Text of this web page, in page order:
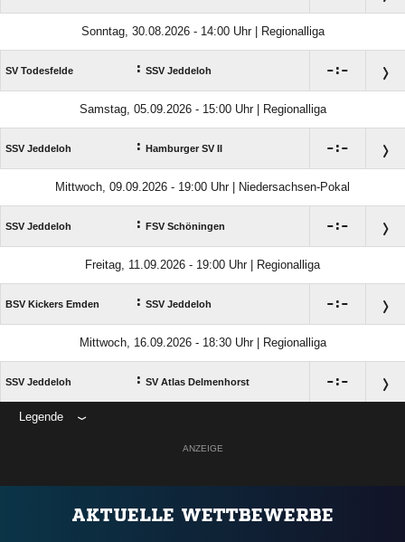
Sonntag, 30.08.2026 - 14:00 Uhr | Regionalliga
SV Todesfelde : SSV Jeddeloh :
Samstag, 05.09.2026 - 15:00 Uhr | Regionalliga
SSV Jeddeloh : Hamburger SV II :
Mittwoch, 09.09.2026 - 19:00 Uhr | Niedersachsen-Pokal
SSV Jeddeloh : FSV Schöningen :
Freitag, 11.09.2026 - 19:00 Uhr | Regionalliga
BSV Kickers Emden : SSV Jeddeloh :
Mittwoch, 16.09.2026 - 18:30 Uhr | Regionalliga
SSV Jeddeloh : SV Atlas Delmenhorst :
Legende
ANZEIGE
AKTUELLE WETTBEWERBE